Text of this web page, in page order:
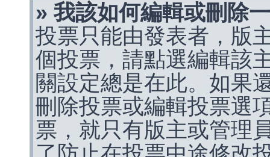
» 我該如何編輯或刪除
投票只能由發表者，版
個投票，請點選編輯該
關設定總是在此。如果
刪除投票或編輯投票選
票，就只有版主或管理